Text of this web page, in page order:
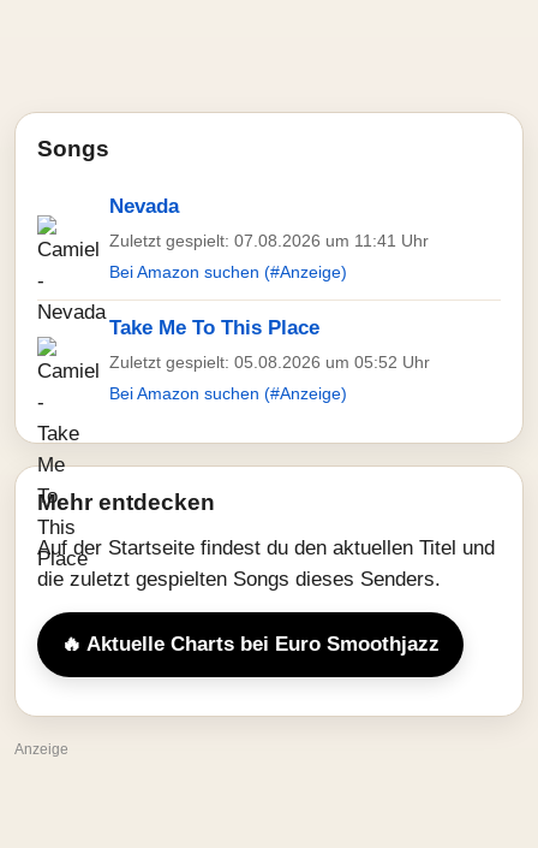
Songs
Nevada
Zuletzt gespielt: 07.08.2026 um 11:41 Uhr
Bei Amazon suchen (#Anzeige)
Take Me To This Place
Zuletzt gespielt: 05.08.2026 um 05:52 Uhr
Bei Amazon suchen (#Anzeige)
Mehr entdecken
Auf der Startseite findest du den aktuellen Titel und
die zuletzt gespielten Songs dieses Senders.
🔥 Aktuelle Charts bei Euro Smoothjazz
Anzeige